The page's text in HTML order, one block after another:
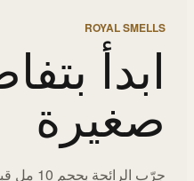
ROYAL SMELLS
ابدأ
صغيرة
جرّب الرائحة بحجم 10 مل قبل الانتقال إلى اختيار أكبر.